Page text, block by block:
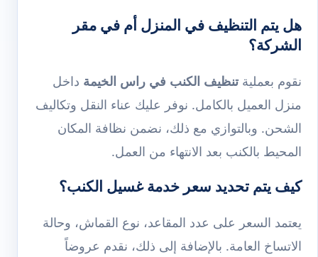
هل يتم التنظيف في المنزل أم في مقر
الشركة؟
نقوم بعملية تنظيف الكنب في راس الخيمة داخل
منزل العميل بالكامل. نوفر عليك عناء النقل وتكاليف
الشحن. وبالتوازي مع ذلك، نضمن نظافة المكان
المحيط بالكنب بعد الانتهاء من العمل.
كيف يتم تحديد سعر خدمة غسيل الكنب؟
يعتمد السعر على عدد المقاعد، نوع القماش، وحالة
الاتساخ العامة. بالإضافة إلى ذلك، نقدم عروضاً